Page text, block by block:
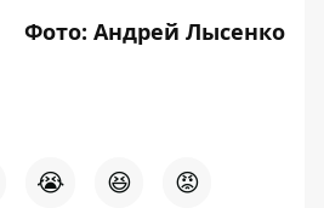
Фото: Андрей Лысенко
😭 😆 😡